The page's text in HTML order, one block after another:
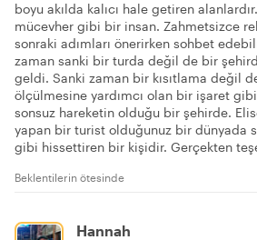
boyu akılda kalıcı hale getiren
mücevher gibi bir insan. Zahmetsizce
sonraki adımları önerirken sohbet
zaman sanki bir turda değil de bir
geldi. Sanki zaman bir kısıtlama değil
ölçülmesine yardımcı olan bir işaret
sonsuz hareketin olduğu bir şehirde.
yapan bir turist olduğunuz bir dünyada
gibi hissettiren bir kişidir. Gerçekten
Beklentilerin ötesinde
Hannah